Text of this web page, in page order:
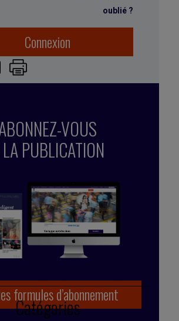
oublié ?
Connexion
VOUS
PUBLICATION
formules d’abonnement
Publié par Lena Gaffuri
Catégories